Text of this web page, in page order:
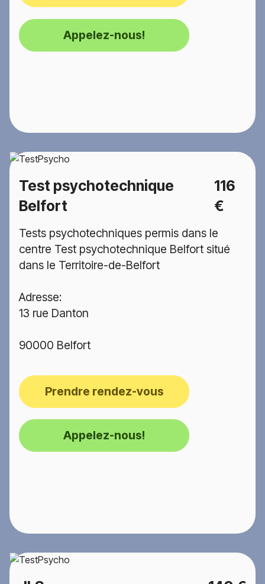
Appelez-nous!
Test psychotechnique
Belfort
116
€
Tests psychotechniques permis dans le
centre Test psychotechnique Belfort situé
dans le Territoire-de-Belfort
Adresse:
13 rue Danton
90000 Belfort
Prendre rendez-vous
Appelez-nous!